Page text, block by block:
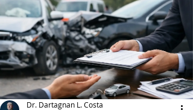
Dr. Dartagnan L. Costa